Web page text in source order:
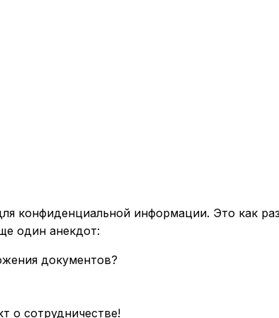
конфиденциальной информации. Это как
один анекдот:
документов?
о сотрудничестве!